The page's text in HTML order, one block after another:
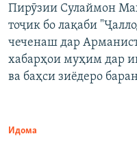
Auto 240p
720p
Пирӯзии Сулаймон
тоҷик бо лақаби
чеченаш дар
хабарҳои муҳим дар
ва баҳси зиёдеро
Идома